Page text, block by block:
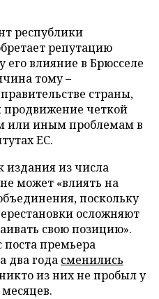
республики
репутацию
его влияние в Брюсселе
тому –
страны,
четкой
или иным проблемам в
ЕС.
издания из числа
может «влиять на
поскольку
осложняют
свою позицию».
премьера
два года сменились
из них не пробыл у